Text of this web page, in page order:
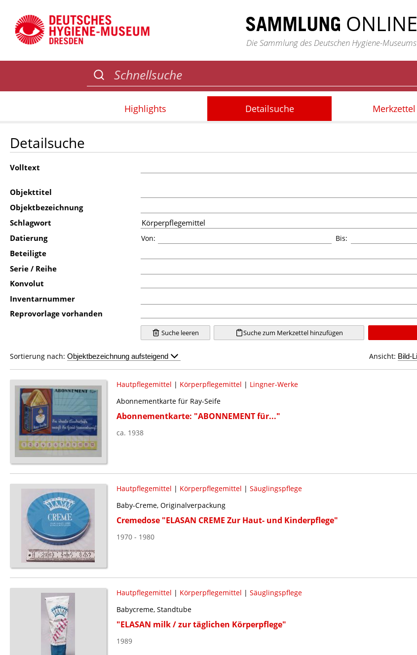
SAMMLUNG ONLINE
Die Sammlung des Deutschen Hygiene-Museums
Highlights Detailsuche Merkzettel
Detailsuche
Volltext
Objekttitel
Objektbezeichnung
Schlagwort
Datierung
Von: Bis:
Beteiligte
Serie / Reihe
Konvolut
Inventarnummer
Reprovorlage vorhanden
Suche leeren Suche zum Merkzettel hinzufügen
Ansicht:
Sortierung nach:
Hautpflegemittel | Körperpflegemittel | Lingner-Werke
Abonnementkarte für Ray-Seife
Abonnementkarte: "ABONNEMENT für..."
ca. 1938
Hautpflegemittel | Körperpflegemittel | Säuglingspflege
Baby-Creme, Originalverpackung
Cremedose "ELASAN CREME Zur Haut- und Kinderpflege"
1970 - 1980
Hautpflegemittel | Körperpflegemittel | Säuglingspflege
Babycreme, Standtube
"ELASAN milk / zur täglichen Körperpflege"
1989